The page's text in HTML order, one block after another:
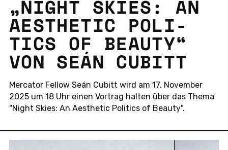
„NIGHT SKIES: AN
AES­T­HE­TIC PO­LI­
TICS OF BEAUTY“
VON SEÁN CUBITT
Mer­ca­tor Fellow Seán Cubitt wird am 17. No­vem­ber
2025 um 18 Uhr einen Vor­trag halten über das Thema
"Night Skies: An Aes­t­he­tic Po­li­tics of Beauty".